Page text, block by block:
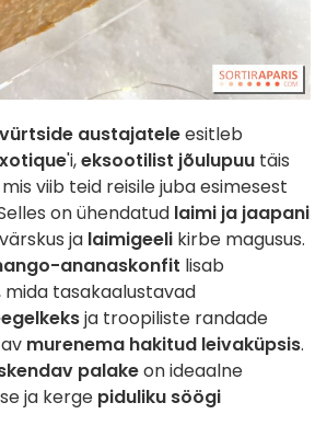
austajateleesitleb
'i,eksootilist jõulupuu täis
viib teid reisile juba esimesest
on ühendatud laimi ja jaapani
värskus ja laimigeeli kirbe magusus.
ananaskonfit lisab
mida tasakaalustavad
ja troopiliste randade
murenema hakitud leivaküpsis.
palakeon ideaalne
ja kerge piduliku söögi